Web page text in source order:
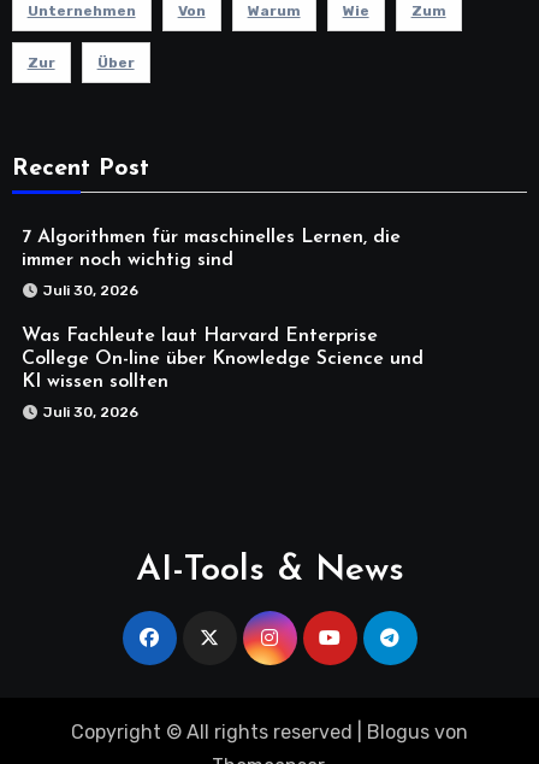
Unternehmen Von Warum Wie Zum
Zur Über
Recent Post
7 Algorithmen für maschinelles Lernen, die
immer noch wichtig sind
Juli 30, 2026
Was Fachleute laut Harvard Enterprise
College On-line über Knowledge Science und
KI wissen sollten
Juli 30, 2026
AI-Tools & News
Copyright © All rights reserved Blogus von